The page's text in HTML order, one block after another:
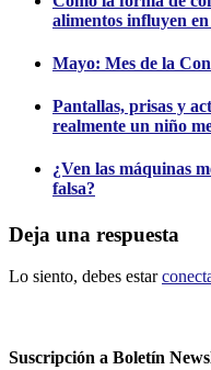
alimentos influyen
Mayo: Mes de la
Pantallas, prisas y
realmente un niño
¿Ven las máquinas
falsa?
Deja una respuesta
Lo siento, debes estar
Suscripción a Boletín